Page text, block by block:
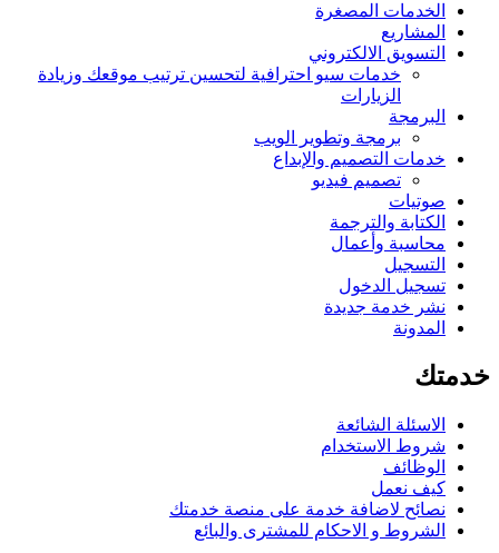
الخدمات المصغرة
المشاريع
التسويق الالكتروني
خدمات سيو احترافية لتحسين ترتيب موقعك وزيادة
الزيارات
البرمجة
برمجة وتطوير الويب
خدمات التصميم والإبداع
تصميم فيديو
صوتيات
الكتابة والترجمة
محاسبة وأعمال
التسجيل
تسجيل الدخول
نشر خدمة جديدة
المدونة
خدمتك
الاسئلة الشائعة
شروط الاستخدام
الوظائف
كيف نعمل
نصائح لاضافة خدمة على منصة خدمتك
الشروط و الاحكام للمشترى والبائع